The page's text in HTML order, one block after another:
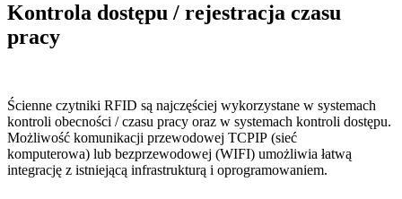
Kontrola dostępu / rejestracja czasu
pracy
Ścienne czytniki RFID są najczęściej wykorzystane w systemach
kontroli obecności / czasu pracy oraz w systemach kontroli dostępu.
Możliwość komunikacji przewodowej TCPIP (sieć
komputerowa) lub bezprzewodowej (WIFI) umożliwia łatwą
integrację z istniejącą infrastrukturą i oprogramowaniem.